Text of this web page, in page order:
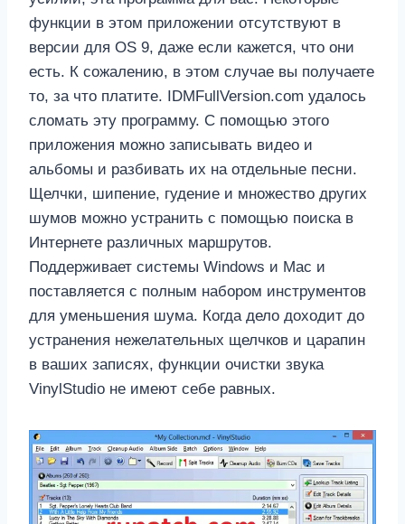
функции в этом приложении отсутствуют в
версии для OS 9, даже если кажется, что они
есть. К сожалению, в этом случае вы получаете
то, за что платите. IDMFullVersion.com удалось
сломать эту программу. С помощью этого
приложения можно записывать видео и
альбомы и разбивать их на отдельные песни.
Щелчки, шипение, гудение и множество других
шумов можно устранить с помощью поиска в
Интернете различных маршрутов.
Поддерживает системы Windows и Mac и
поставляется с полным набором инструментов
для уменьшения шума. Когда дело доходит до
устранения нежелательных щелчков и царапин
в ваших записях, функции очистки звука
VinylStudio не имеют себе равных.